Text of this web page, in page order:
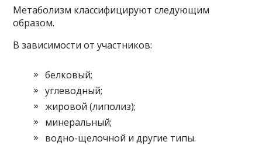
Метаболизм классифицируют следующим
образом.
В зависимости от участников:
белковый;
углеводный;
жировой (липолиз);
минеральный;
водно-щелочной и другие типы.